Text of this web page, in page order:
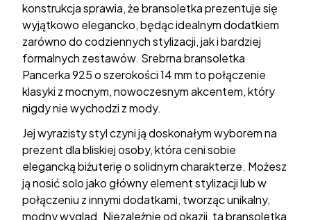
konstrukcja sprawia, że bransoletka prezentuje się
wyjątkowo elegancko, będąc idealnym dodatkiem
zarówno do codziennych stylizacji, jak i bardziej
formalnych zestawów. Srebrna bransoletka
Pancerka 925 o szerokości 14 mm to połączenie
klasyki z mocnym, nowoczesnym akcentem, który
nigdy nie wychodzi z mody.
Jej wyrazisty styl czyni ją doskonałym wyborem na
prezent dla bliskiej osoby, która ceni sobie
elegancką biżuterię o solidnym charakterze. Możesz
ją nosić solo jako główny element stylizacji lub w
połączeniu z innymi dodatkami, tworząc unikalny,
modny wygląd. Niezależnie od okazji, ta bransoletka